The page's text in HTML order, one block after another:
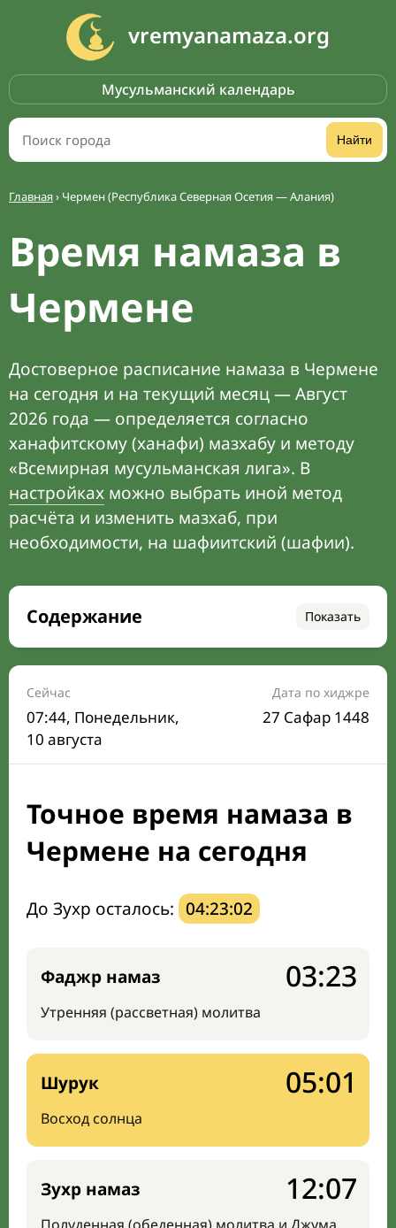
vremyanamaza.org
Мусульманский календарь
Найти
Главная› Чермен (Республика Северная Осетия — Алания)
Время намаза в
Чермене
Достоверное расписание намаза в Чермене
на сегодня и на текущий месяц — Август
2026 года — определяется согласно
ханафитскому (ханафи) мазхабу и методу
«Всемирная мусульманская лига». В
настройках можно выбрать иной метод
расчёта и изменить мазхаб, при
необходимости, на шафиитский (шафии).
Содержание Показать
Время намаза на сегодня
Расписание на месяц
Время Сухура и Ифтара на сегодня
Календарь рамадана
Мечети и молельные комнаты
Направление киблы
Сейчас
07:44, Понедельник,
10 августа
Дата по хиджре
27 Сафар 1448
Точное время намаза в
Чермене на сегодня
До Зухр осталось: 04:23:01
Фаджр намаз
Утренняя (рассветная) молитва
03:23
Шурук
Восход солнца
05:01
Зухр намаз 12:07